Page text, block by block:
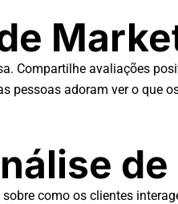
Compartilhe avaliações
pessoas adoram ver o que
de
como os clientes